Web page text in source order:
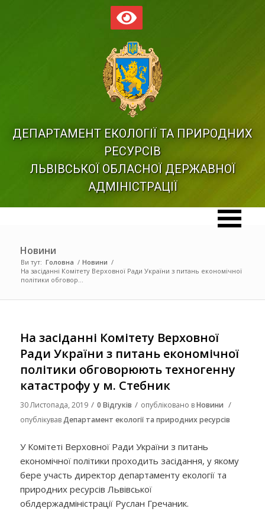
ДЕПАРТАМЕНТ ЕКОЛОГІЇ ТА ПРИРОДНИХ
РЕСУРСІВ
ЛЬВІВСЬКОЇ ОБЛАСНОЇ ДЕРЖАВНОЇ
АДМІНІСТРАЦІЇ
Новини
Ви тут: Головна / Новини /
На засіданні Комітету Верховної Ради України з питань економічної
політики обговор...
На засіданні Комітету Верховної
Ради України з питань економічної
політики обговорюють техногенну
катастрофу у м. Стебник
30 Листопада, 2019 / 0 Відгуків / опубліковано вНовини /
опублікувавДепартамент екології та природних ресурсів
У Комітеті Верховної Ради України з питань
економічної політики проходить засідання, у якому
бере участь директор департаменту екології та
природних ресурсів Львівської
облдержадміністрації Руслан Гречаник.